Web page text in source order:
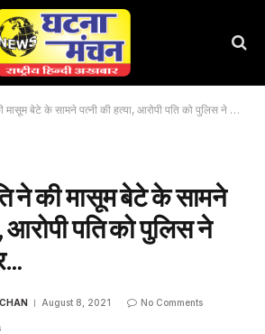
बेटे के सामने पत्नी की हत्या, आरोपी पति को पुलिस ने किया गिरफ्तार…
ने की मासूम बेटे के सामने
आरोपी पति को पुलिस ने
August 8, 2021 No Comments